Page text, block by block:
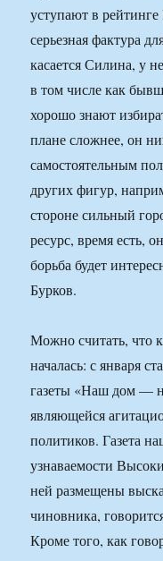
уступают в
серьезная фактура
касается Силина, у
в том числе как
хорошо знают
плане сложнее, он
самостоятельным
других фигур,
стороне сильный
ресурс, время есть,
борьба будет
Бурков.
Можно считать, что
началась: с января
газеты «Наш дом —
являющейся
политиков. Газета
узнаваемости
ней размещены
чиновника,
Кроме того, как